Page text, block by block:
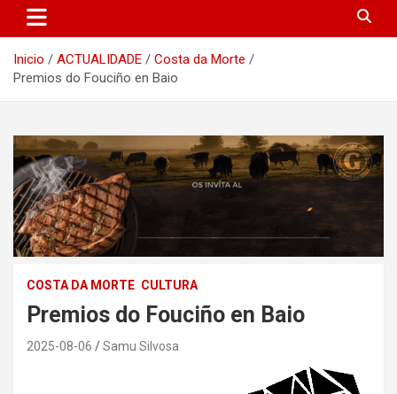
Inicio ACTUALIDADE
Costa da Morte
Premios do Fouciño en Baio
COSTA DA MORTE CULTURA
Premios do Fouciño en Baio
2025-08-06 Samu Silvosa